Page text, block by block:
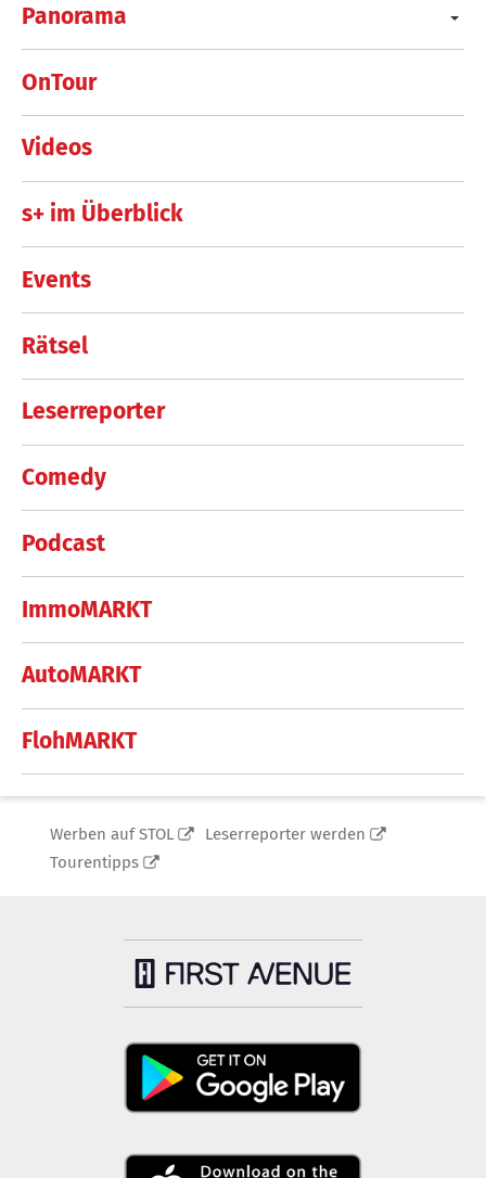
Panorama
OnTour
Videos
s+ im Überblick
Events
Rätsel
Leserreporter
Comedy
Podcast
ImmoMARKT
AutoMARKT
FlohMARKT
Werben auf STOL
Leserreporter werden
Tourentipps